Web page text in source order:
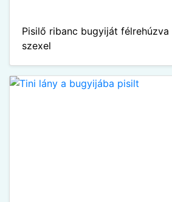
Pisilő ribanc bugyiját félrehúzva
szexel